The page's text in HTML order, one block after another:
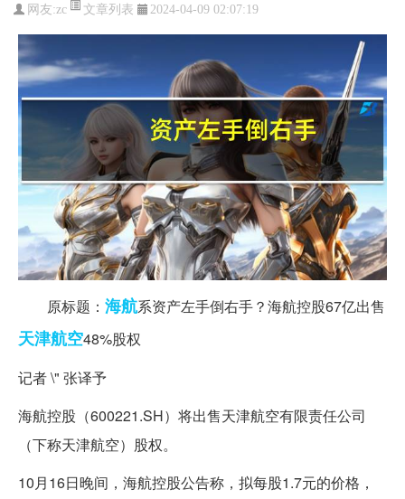
网友:zc 文章列表 2024-04-09 02:07:19
原标题： 海航系资产左手倒右手？海航控股67亿出售
天津航空48%股权
记者 \" 张译予
海航控股（600221.SH）将出售天津航空有限责任公司
（下称天津航空）股权。
10月16日晚间，海航控股公告称，拟每股1.7元的价格，